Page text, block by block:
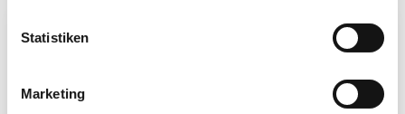
Statistiken
Marketing